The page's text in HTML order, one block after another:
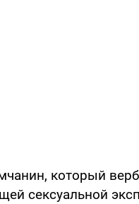
который
сексуальной